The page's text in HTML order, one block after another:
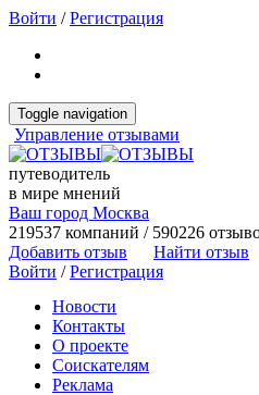
Войти /Регистрация
Toggle navigation
Управление отзывами
путеводитель
в мире мнений
Ваш город Москва
219537 компаний / 590226
Добавить отзыв
Найти отзыв
Войти /Регистрация
Новости
Контакты
О проекте
Соискателям
Реклама